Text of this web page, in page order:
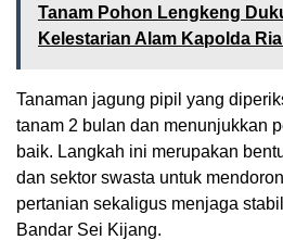
Tanam Pohon Lengkeng
Kelestarian Alam Kapolda
Tanaman jagung pipil yang
tanam 2 bulan dan menunjukkan
baik. Langkah ini merupakan
dan sektor swasta untuk
pertanian sekaligus menjaga
Bandar Sei Kijang.